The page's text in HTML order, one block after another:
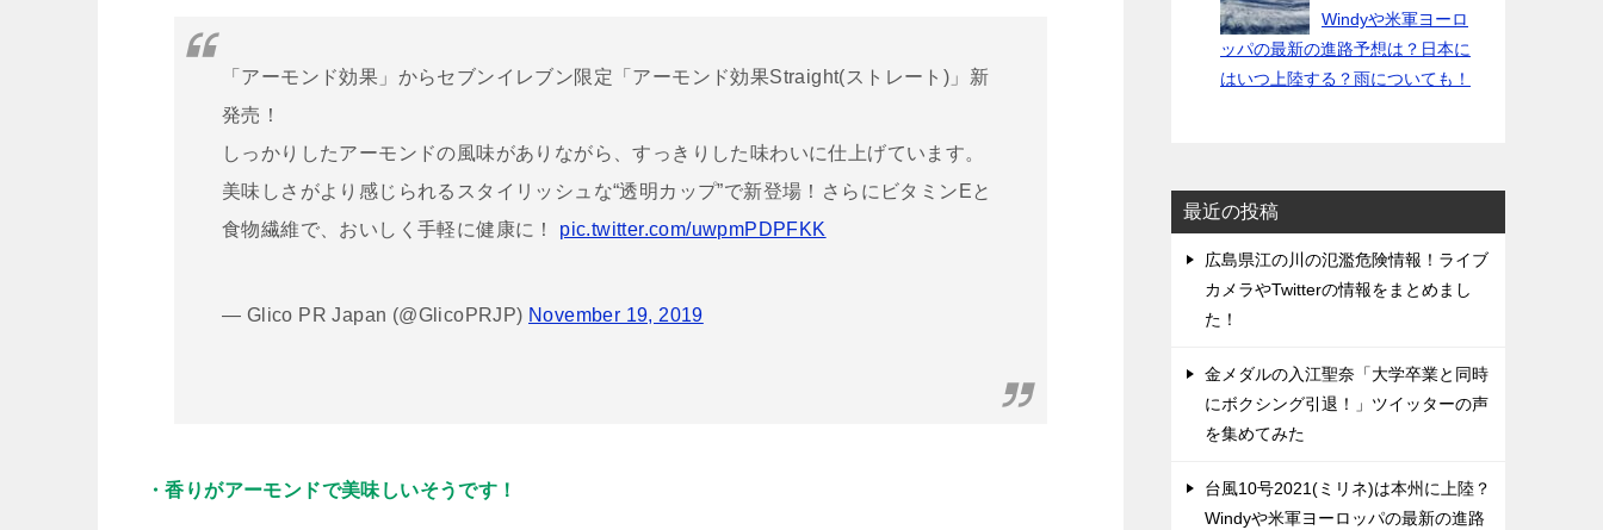
「アーモンド効果」からセブンイレブン限定「アーモンド効果Straight(ストレート)」新
発売！
しっかりしたアーモンドの風味がありながら、すっきりした味わいに仕上げています。
美味しさがより感じられるスタイリッシュな“透明カップ”で新登場！さらにビタミンEと
食物繊維で、おいしく手軽に健康に！ pic.twitter.com/uwpmPDPFKK
— Glico PR Japan (@GlicoPRJP) November 19, 2019
・香りがアーモンドで美味しいそうです！
Windyや米軍ヨーロ
ッパの最新の進路予想は？日本に
はいつ上陸する？雨についても！
最近の投稿
広島県江の川の氾濫危険情報！ライブ
カメラやTwitterの情報をまとめまし
た！
金メダルの入江聖奈「大学卒業と同時
にボクシング引退！」ツイッターの声
を集めてみた
台風10号2021(ミリネ)は本州に上陸？
Windyや米軍ヨーロッパの最新の進路